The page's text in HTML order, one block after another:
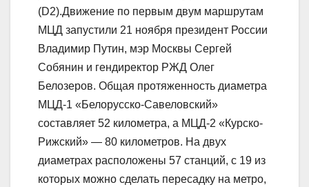
(D2).Движение по первым двум маршрутам
МЦД запустили 21 ноября президент России
Владимир Путин, мэр Москвы Сергей
Собянин и гендиректор РЖД Олег
Белозеров. Общая протяженность диаметра
МЦД-1 «Белорусско-Савеловский»
составляет 52 километра, а МЦД-2 «Курско-
Рижский» — 80 километров. На двух
диаметрах расположены 57 станций, с 19 из
которых можно сделать пересадку на метро,